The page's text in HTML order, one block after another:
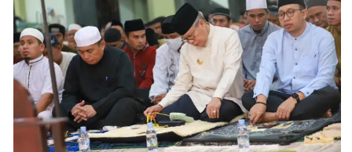
Pendidikan
Peristiwa
Olahraga
Ekonomi
Memori